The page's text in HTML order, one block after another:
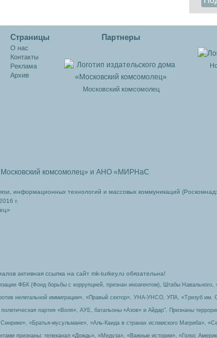
Cтраницы
О нас
Контакты
Реклама
Архив
Партнеры
Московский комсомолец
комсомолец» и АНО «МИРНаС
информационных технологий и массовых коммуникаций
г.
активная ссылка на сайт mk-turkey.ru обязательна!
ФБК (Фонд борьбы с коррупцией, признан иноагентом), Штабы
нелегальной иммиграции», «Правый сектор», УНА-УНСО, УПА, «Тризуб им.
политическая партия «Воля», АУЕ, батальоны «Азов» и Айдар″. Признаны
«Братья-мусульмане», «Аль-Каида в странах исламского Магриба»,
признаны: телеканал «Дождь», «Медуза», «Важные истории», «Голос